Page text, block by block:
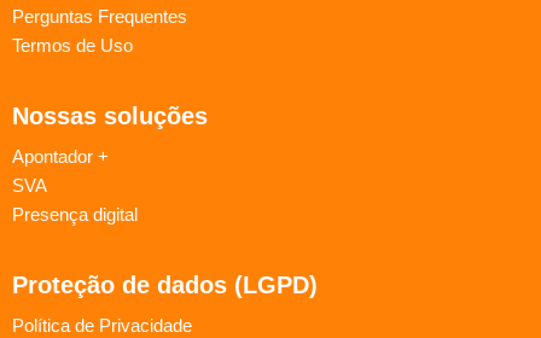
Perguntas Frequentes
Termos de Uso
Nossas soluções
Apontador +
SVA
Presença digital
Proteção de dados (LGPD)
Política de Privacidade